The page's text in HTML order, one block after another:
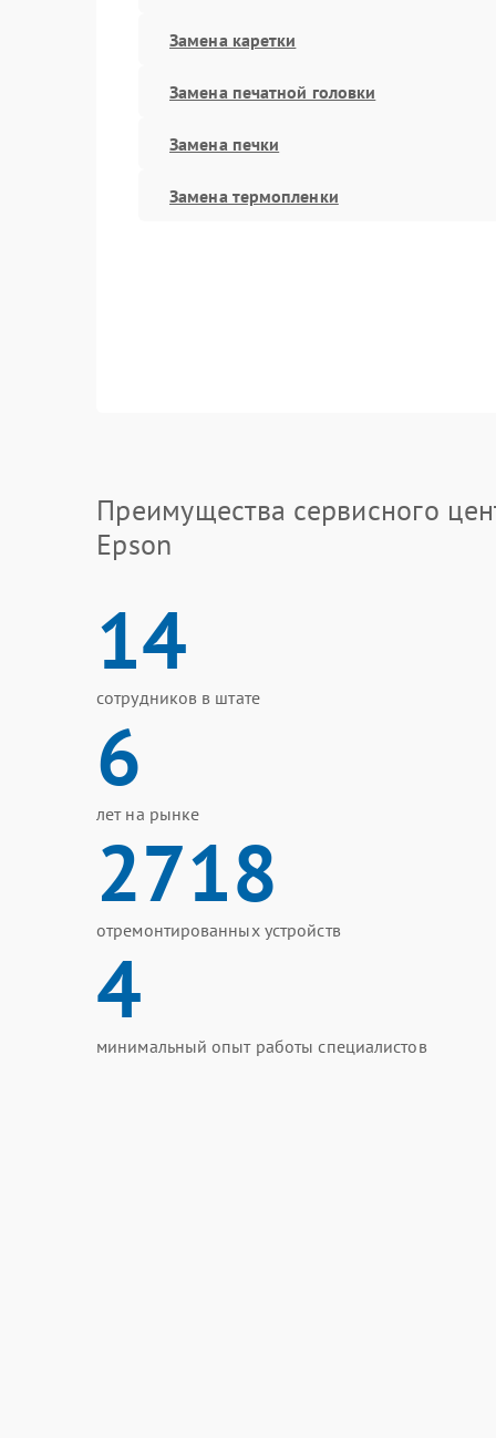
Замена каретки
Замена печатной головки
Замена печки
Замена термопленки
Преимущества сервисного
Epson
14
сотрудников в штате
6
лет на рынке
2718
отремонтированных устройств
4
минимальный опыт работы специалистов